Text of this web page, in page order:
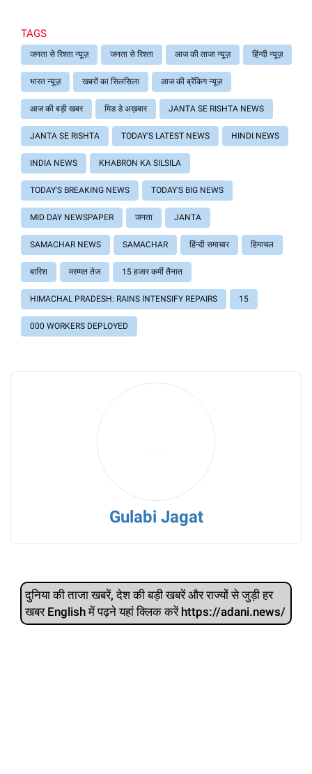
TAGS
जनता से रिश्ता न्यूज़ जनता से रिश्ता आज की ताजा न्यूज़ हिंन्दी न्यूज़
भारत न्यूज़ खबरों का सिलसिला आज की ब्रेंकिग न्यूज़
आज की बड़ी खबर मिड डे अख़बार JANTA SE RISHTA NEWS
JANTA SE RISHTA TODAY'S LATEST NEWS HINDI NEWS
INDIA NEWS KHABRON KA SILSILA
TODAY'S BREAKING NEWS TODAY'S BIG NEWS
MID DAY NEWSPAPER जनता JANTA
SAMACHAR NEWS SAMACHAR हिंन्दी समाचार हिमाचल
बारिश मरम्मत तेज 15 हजार कर्मी तैनात
HIMACHAL PRADESH: RAINS INTENSIFY REPAIRS 15
000 WORKERS DEPLOYED
Gulabi Jagat
दुनिया की ताजा खबरें, देश की बड़ी खबरें और राज्‍यों से जुड़ी हर
खबर English में पढ़ने यहां क्लिक करें https://adani.news/